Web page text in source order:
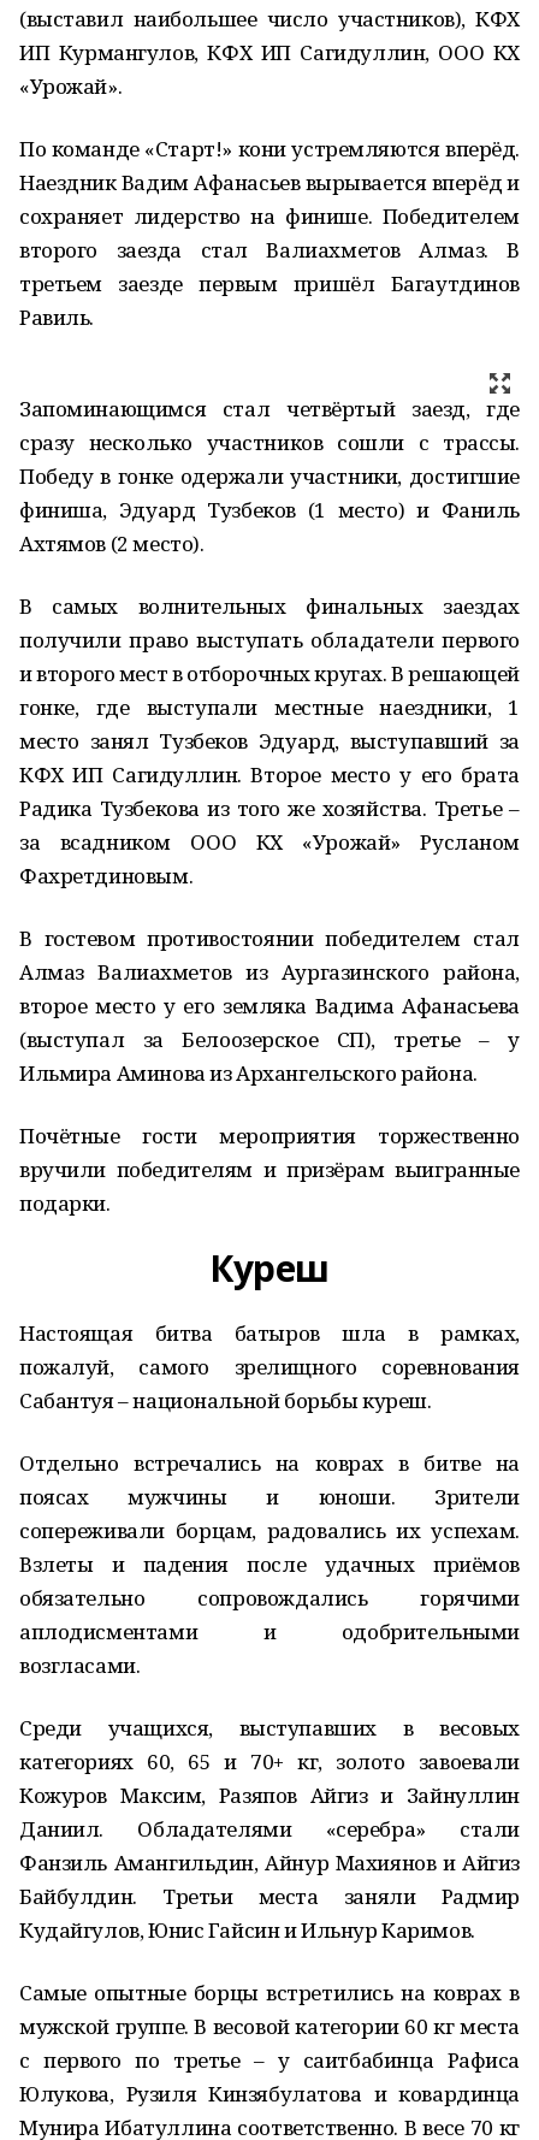
(выставил наибольшее число участников), КФХ
ИП Курмангулов, КФХ ИП Сагидуллин, ООО КХ
«Урожай».
По команде «Старт!» кони устремляются вперёд.
Наездник Вадим Афанасьев вырывается вперёд и
сохраняет лидерство на финише. Победителем
второго заезда стал Валиахметов Алмаз. В
третьем заезде первым пришёл Багаутдинов
Равиль.
Запоминающимся стал четвёртый заезд, где
сразу несколько участников сошли с трассы.
Победу в гонке одержали участники, достигшие
финиша, Эдуард Тузбеков (1 место) и Фаниль
Ахтямов (2 место).
В самых волнительных финальных заездах
получили право выступать обладатели первого
и второго мест в отборочных кругах. В решающей
гонке, где выступали местные наездники, 1
место занял Тузбеков Эдуард, выступавший за
КФХ ИП Сагидуллин. Второе место у его брата
Радика Тузбекова из того же хозяйства. Третье –
за всадником ООО КХ «Урожай» Русланом
Фахретдиновым.
В гостевом противостоянии победителем стал
Алмаз Валиахметов из Аургазинского района,
второе место у его земляка Вадима Афанасьева
(выступал за Белоозерское СП), третье – у
Ильмира Аминова из Архангельского района.
Почётные гости мероприятия торжественно
вручили победителям и призёрам выигранные
подарки.
Куреш
Настоящая битва батыров шла в рамках,
пожалуй, самого зрелищного соревнования
Сабантуя – национальной борьбы куреш.
Отдельно встречались на коврах в битве на
поясах мужчины и юноши. Зрители
сопереживали борцам, радовались их успехам.
Взлеты и падения после удачных приёмов
обязательно сопровождались горячими
аплодисментами и одобрительными
возгласами.
Среди учащихся, выступавших в весовых
категориях 60, 65 и 70+ кг, золото завоевали
Кожуров Максим, Разяпов Айгиз и Зайнуллин
Даниил. Обладателями «серебра» стали
Фанзиль Амангильдин, Айнур Махиянов и Айгиз
Байбулдин. Третьи места заняли Радмир
Кудайгулов, Юнис Гайсин и Ильнур Каримов.
Самые опытные борцы встретились на коврах в
мужской группе. В весовой категории 60 кг места
с первого по третье – у саитбабинца Рафиса
Юлукова, Рузиля Кинзябулатова и ковардинца
Мунира Ибатуллина соответственно. В весе 70 кг